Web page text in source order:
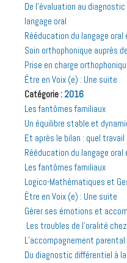
De l’évaluation au
langage oral
Rééducation du langage
Soin orthophonique auprès
Prise en charge
Être en Voix (e) : Une suite
Catégorie : 2016
Les fantômes familiaux
Un équilibre stable et
Et après le bilan : quel
Rééducation du langage
Les fantômes familiaux
Logico-Mathématiques et
Être en Voix (e) : Une suite
Gérer ses émotions et
Les troubles de l’oralité
L’accompagnement
Du diagnostic différentiel à